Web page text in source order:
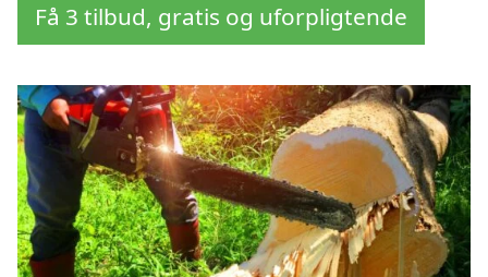
Få 3 tilbud, gratis og uforpligtende